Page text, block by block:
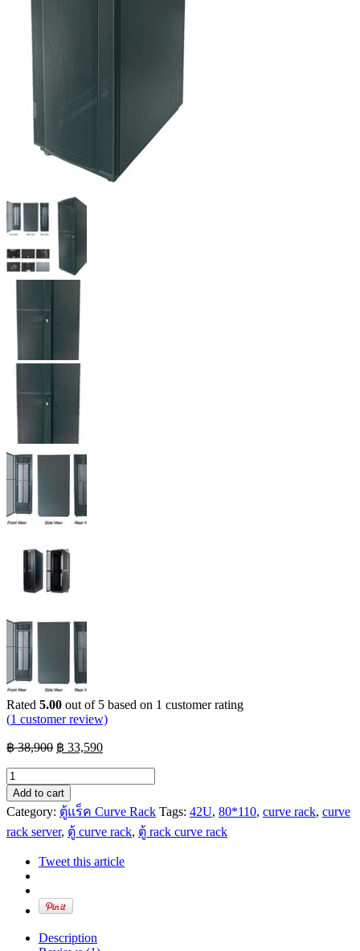
Rated 5.00 out of 5 based on 1 customer rating
(1 customer review)
฿38,900 Original
฿ 38,900.
฿ 33,590Current
CURVE
19"
HIGH
PERFORATION
EXPORT
RACK
42U
(W80xD100xH205
quantity
Add to cart
Category: ตู้แร็ค Curve Rack Tags: 42U, 80*110, curve rack, curve
rack server, ตู้ curve rack, ตู้ rack curve rack
Tweet this article
Description